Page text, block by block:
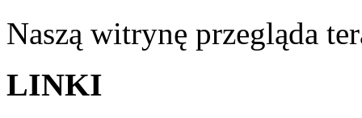
Naszą witrynę przegląda
LINKI